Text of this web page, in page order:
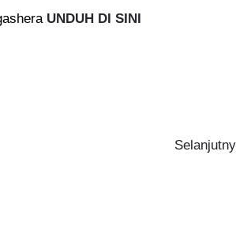
UNDUH DI SINI